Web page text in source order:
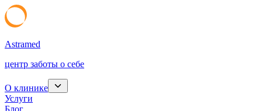
Astramed
центр заботы о себе
О клинике
Услуги
Блог